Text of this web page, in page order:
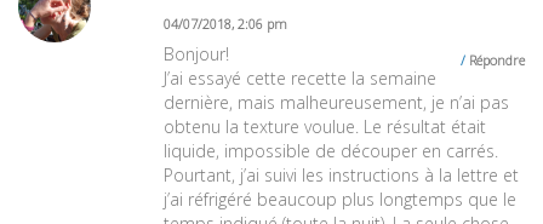
04/07/2018, 2:06 pm
Répondre
Bonjour!
J’ai essayé cette recette la semaine
dernière, mais malheureusement, je n’ai pas
obtenu la texture voulue. Le résultat était
liquide, impossible de découper en carrés.
Pourtant, j’ai suivi les instructions à la lettre et
j’ai réfrigéré beaucoup plus longtemps que le